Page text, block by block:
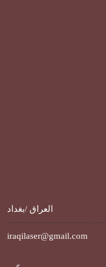
العراق /بغداد
iraqilaser@gmail.com